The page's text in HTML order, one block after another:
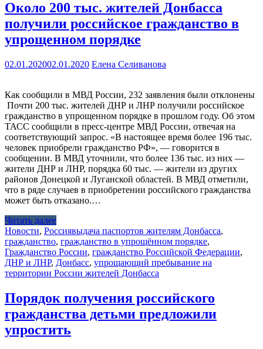
Около 200 тыс. жителей Донбасса
получили российское гражданство в
упрощенном порядке
02.01.202002.01.2020 Елена Селиванова
Как сообщили в МВД России, 232 заявления были отклонены
Почти 200 тыс. жителей ДНР и ЛНР получили российское
гражданство в упрощенном порядке в прошлом году. Об этом
ТАСС сообщили в пресс-центре МВД России, отвечая на
соответствующий запрос. «В настоящее время более 196 тыс.
человек приобрели гражданство РФ», — говорится в
сообщении. В МВД уточнили, что более 136 тыс. из них —
жители ДНР и ЛНР, порядка 60 тыс. — жители из других
районов Донецкой и Луганской областей. В МВД отметили,
что в ряде случаев в приобретении российского гражданства
может быть отказано.…
Читать далее
Новости, Россиявыдача паспортов жителям Донбасса,
гражданство, гражданство в упрощённом порядке,
Гражданство России, гражданство Российской Федерации,
ДНР и ЛНР, Донбасс, упрощающий пребывание на
территории России жителей Донбасса
Порядок получения российского
гражданства детьми предложили
упростить